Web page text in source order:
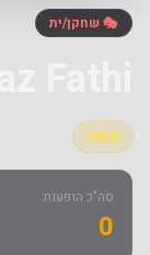
🎭 שחקן/ית
IMDb
סה"כ הופעות
0